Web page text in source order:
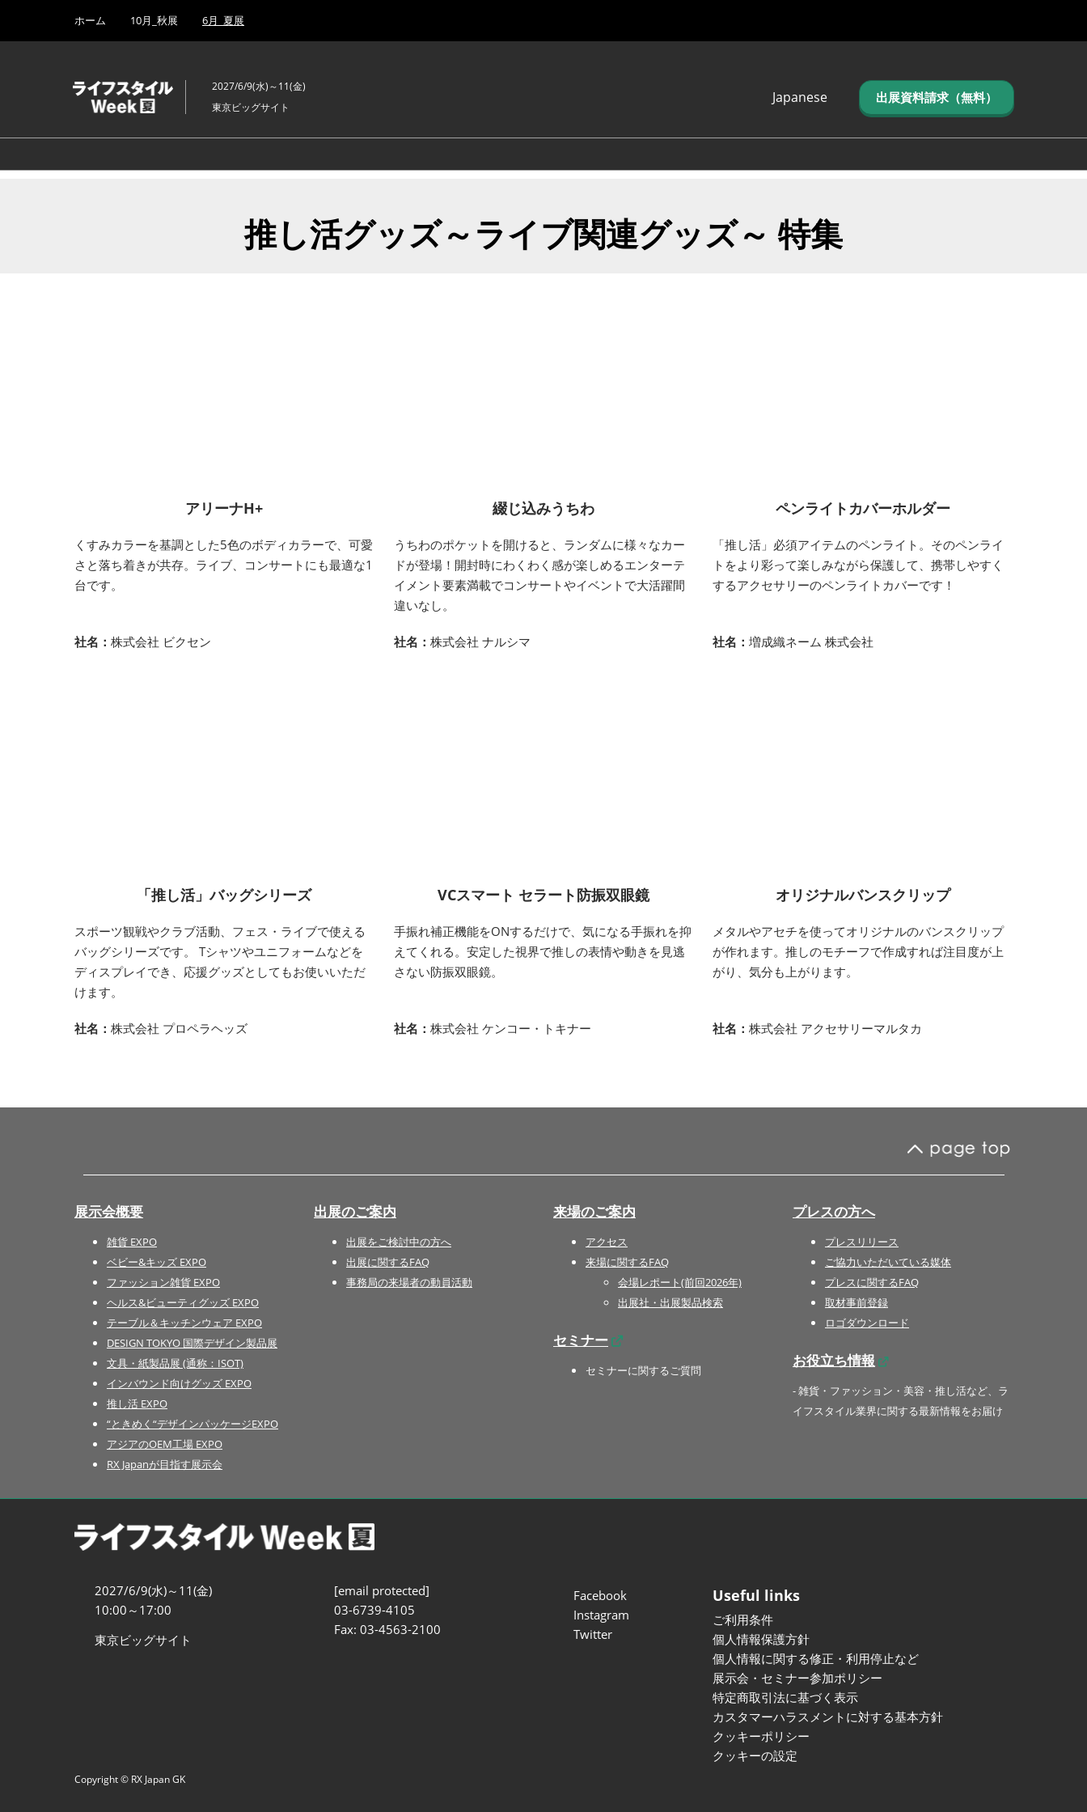
キ
し
to
ホーム 10月_秋展 6月_夏展
2027/6/9(水)～11(金)
東京ビッグサイト
Japanese
简体中文
한국어 (네이버 블
로그)
出展資料請求（無料）
推し活グッズ～ライブ関連グッズ～ 特集
アリーナH+
くすみカラーを基調とした5色のボディカラーで、可愛
さと落ち着きが共存。ライブ、コンサートにも最適な1
台です。
社名： 株式会社 ビクセン
綴じ込みうちわ
うちわのポケットを開けると、ランダムに様々なカー
ドが登場！開封時にわくわく感が楽しめるエンターテ
イメント要素満載でコンサートやイベントで大活躍間
違いなし。
社名： 株式会社 ナルシマ
ペンライトカバーホルダー
「推し活」必須アイテムのペンライト。そのペンライ
トをより彩って楽しみながら保護して、携帯しやすく
するアクセサリーのペンライトカバーです！
社名：増成織ネーム 株式会社
「推し活」バッグシリーズ
スポーツ観戦やクラブ活動、フェス・ライブで使える
バッグシリーズです。 Tシャツやユニフォームなどを
ディスプレイでき、応援グッズとしてもお使いいただ
けます。
社名： 株式会社 プロペラヘッズ
VCスマート セラート防振双眼鏡
手振れ補正機能をONするだけで、気になる手振れを抑
えてくれる。安定した視界で推しの表情や動きを見逃
さない防振双眼鏡。
社名： 株式会社 ケンコー・トキナー
オリジナルバンスクリップ
メタルやアセチを使ってオリジナルのバンスクリップ
が作れます。推しのモチーフで作成すれば注目度が上
がり、気分も上がります。
社名：株式会社 アクセサリーマルタカ
展示会概要
雑貨 EXPO
ベビー&キッズ EXPO
ファッション雑貨 EXPO
ヘルス&ビューティグッズ EXPO
テーブル＆キッチンウェア EXPO
DESIGN TOKYO 国際デザイン製品展
文具・紙製品展 (通称：ISOT)
インバウンド向けグッズ EXPO
推し活 EXPO
“ときめく“デザインパッケージEXPO
アジアのOEM工場 EXPO
RX Japanが目指す展示会
出展のご案内
出展をご検討中の方へ
出展に関するFAQ
事務局の来場者の動員活動
来場のご案内
アクセス
来場に関するFAQ
会場レポート(前回2026年)
出展社・出展製品検索
セミナー
セミナーに関するご質問
プレスの方へ
プレスリリース
ご協力いただいている媒体
プレスに関するFAQ
取材事前登録
ロゴダウンロード
お役立ち情報
- 雑貨・ファッション・美容・推し活など、ラ
イフスタイル業界に関する最新情報をお届け
2027/6/9(水)～11(金)
10:00～17:00
東京ビッグサイト
[email protected]
03-6739-4105
Fax: 03-4563-2100
Facebook
Instagram
Twitter
Useful links
ご利用条件
個人情報保護方針
個人情報に関する修正・利用停止など
展示会・セミナー参加ポリシー
特定商取引法に基づく表示
カスタマーハラスメントに対する基本方針
クッキーポリシー
クッキーの設定
Copyright © RX Japan GK